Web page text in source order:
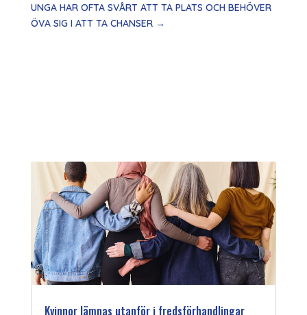
UNGA HAR OFTA SVÅRT ATT TA PLATS OCH BEHÖVER
ÖVA SIG I ATT TA CHANSER→
Kvinnor lämnas utanför i fredsförhandlingar